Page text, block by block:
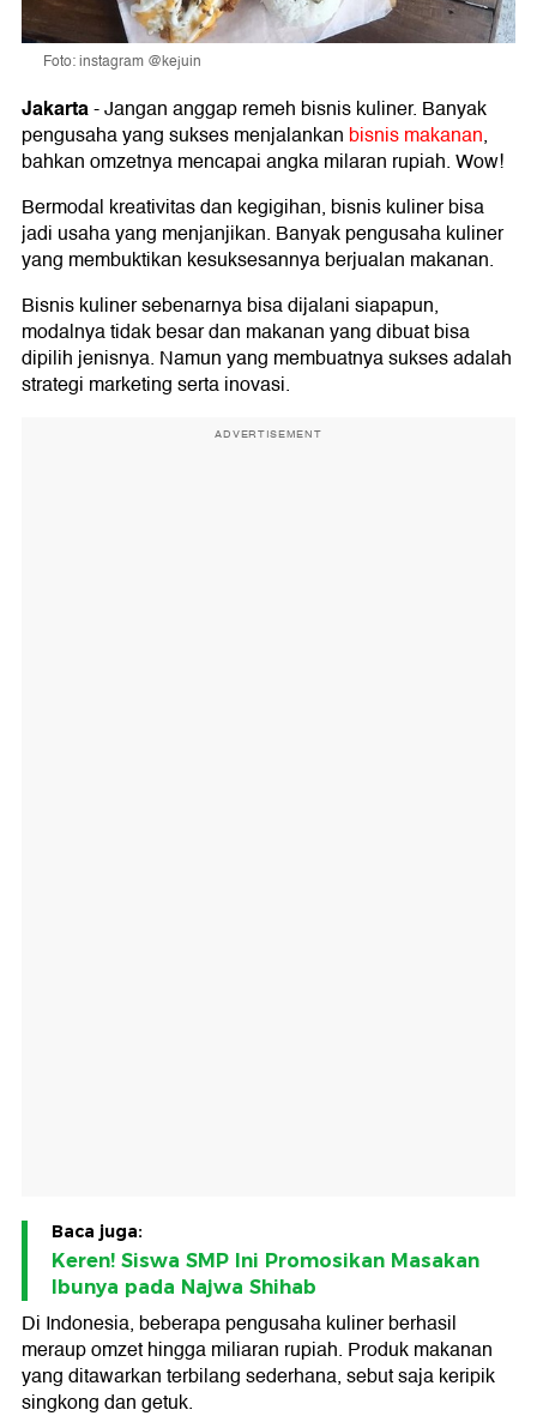
Foto: instagram @kejuin
Jakarta-Jangan anggap remeh bisnis kuliner. Banyak
pengusaha yang sukses menjalankan bisnis makanan,
bahkan omzetnya mencapai angka milaran rupiah. Wow!
Bermodal kreativitas dan kegigihan, bisnis kuliner bisa
jadi usaha yang menjanjikan. Banyak pengusaha kuliner
yang membuktikan kesuksesannya berjualan makanan.
Bisnis kuliner sebenarnya bisa dijalani siapapun,
modalnya tidak besar dan makanan yang dibuat bisa
dipilih jenisnya. Namun yang membuatnya sukses adalah
strategi marketing serta inovasi.
ADVERTISEMENT
Baca juga:
Keren! Siswa SMP Ini Promosikan Masakan
Ibunya pada Najwa Shihab
Di Indonesia, beberapa pengusaha kuliner berhasil
meraup omzet hingga miliaran rupiah. Produk makanan
yang ditawarkan terbilang sederhana, sebut saja keripik
singkong dan getuk.